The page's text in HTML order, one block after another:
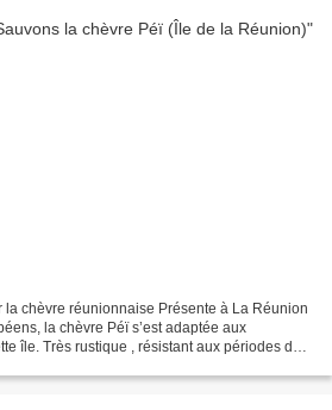
la chèvre réunionnaise Présente à La Réunion
la chèvre Péï s’est adaptée aux
île. Très rustique , résistant aux périodes de